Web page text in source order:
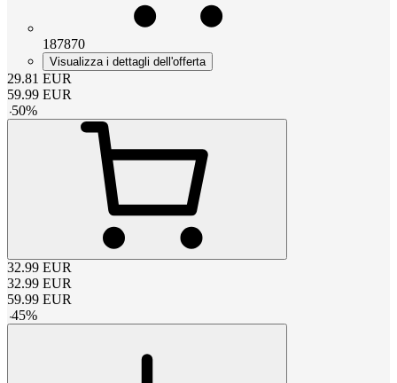
187870
Visualizza i dettagli dell'offerta
29.81 EUR
59.99 EUR
-50%
32.99 EUR
32.99 EUR
59.99 EUR
-45%